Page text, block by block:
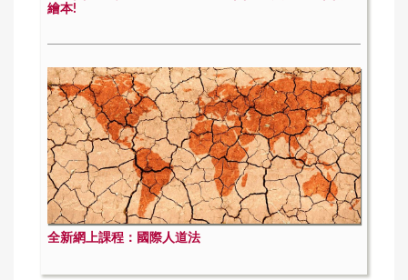
繪本!
全新網上課程：國際人道法